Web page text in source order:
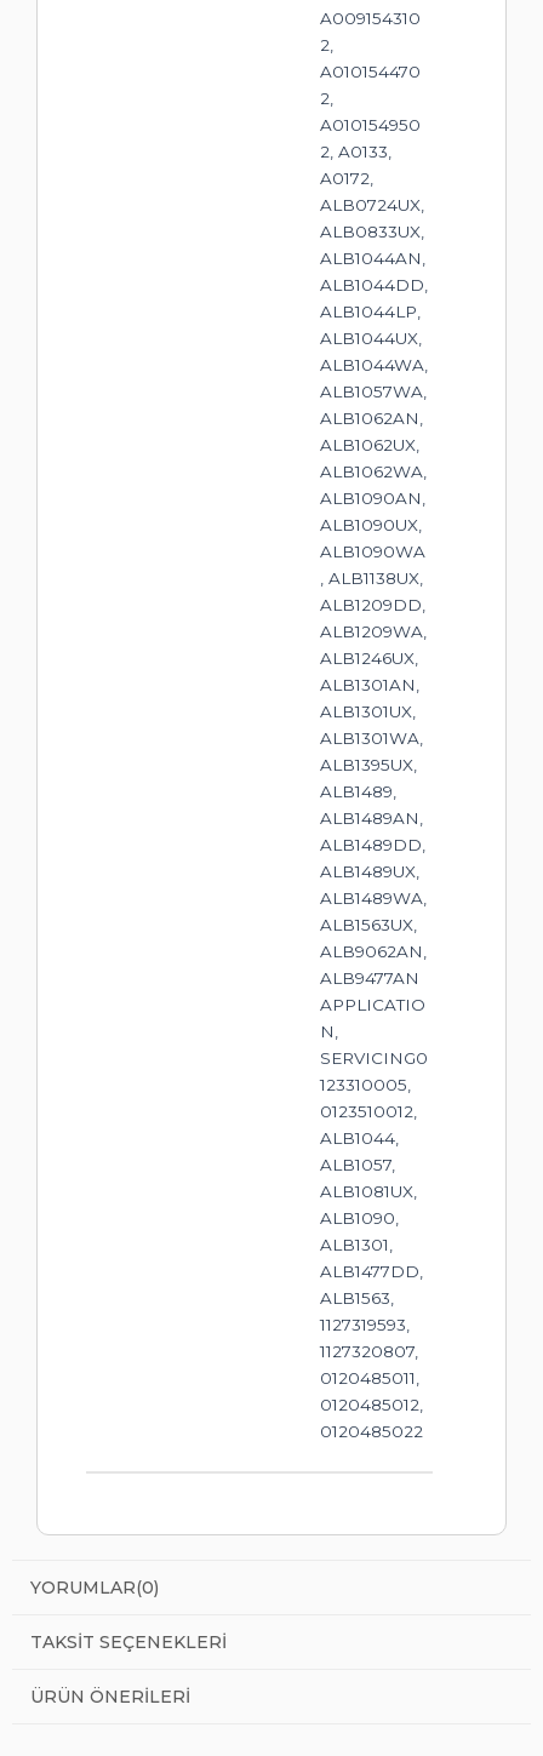
A009154310
2,
A010154470
2,
A010154950
2, A0133,
A0172,
ALB0724UX,
ALB0833UX,
ALB1044AN,
ALB1044DD,
ALB1044LP,
ALB1044UX,
ALB1044WA,
ALB1057WA,
ALB1062AN,
ALB1062UX,
ALB1062WA,
ALB1090AN,
ALB1090UX,
ALB1090WA
, ALB1138UX,
ALB1209DD,
ALB1209WA,
ALB1246UX,
ALB1301AN,
ALB1301UX,
ALB1301WA,
ALB1395UX,
ALB1489,
ALB1489AN,
ALB1489DD,
ALB1489UX,
ALB1489WA,
ALB1563UX,
ALB9062AN,
ALB9477AN
APPLICATIO
N,
SERVICING0
123310005,
0123510012,
ALB1044,
ALB1057,
ALB1081UX,
ALB1090,
ALB1301,
ALB1477DD,
ALB1563,
1127319593,
1127320807,
0120485011,
0120485012,
0120485022
YORUMLAR(0)
TAKSIT SEÇENEKLERI
ÜRÜN ÖNERILERI